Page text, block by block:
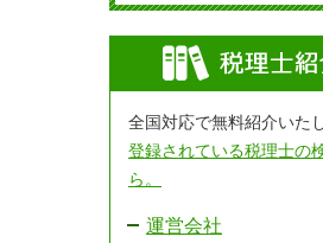
全国対応で無料紹介いた
登録されている税理士の
ら。
運営会社